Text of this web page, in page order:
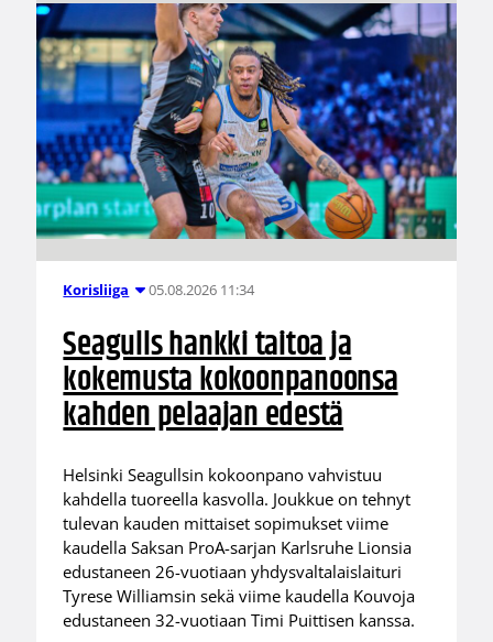
Korisliiga 05.08.2026 11:34
Seagulls hankki taitoa ja
kokemusta kokoonpanoonsa
kahden pelaajan edestä
Helsinki Seagullsin kokoonpano vahvistuu
kahdella tuoreella kasvolla. Joukkue on tehnyt
tulevan kauden mittaiset sopimukset viime
kaudella Saksan ProA-sarjan Karlsruhe Lionsia
edustaneen 26-vuotiaan yhdysvaltalaislaituri
Tyrese Williamsin sekä viime kaudella Kouvoja
edustaneen 32-vuotiaan Timi Puittisen kanssa.